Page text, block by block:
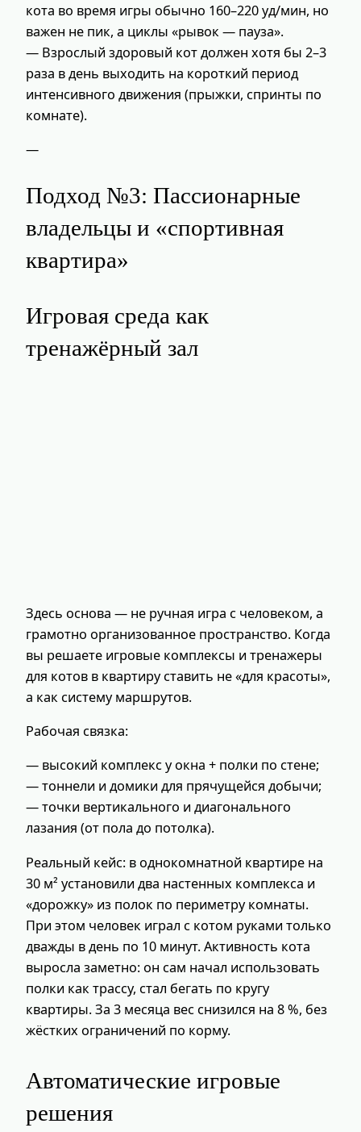
кота во время игры обычно 160–220 уд/мин, но
важен не пик, а циклы «рывок — пауза».
— Взрослый здоровый кот должен хотя бы 2–3
раза в день выходить на короткий период
интенсивного движения (прыжки, спринты по
комнате).
—
Подход №3: Пассионарные
владельцы и «спортивная
квартира»
Игровая среда как
тренажёрный зал
Здесь основа — не ручная игра с человеком, а
грамотно организованное пространство. Когда
вы решаете игровые комплексы и тренажеры
для котов в квартиру ставить не «для красоты»,
а как систему маршрутов.
Рабочая связка:
— высокий комплекс у окна + полки по стене;
— тоннели и домики для прячущейся добычи;
— точки вертикального и диагонального
лазания (от пола до потолка).
Реальный кейс: в однокомнатной квартире на
30 м² установили два настенных комплекса и
«дорожку» из полок по периметру комнаты.
При этом человек играл с котом руками только
дважды в день по 10 минут. Активность кота
выросла заметно: он сам начал использовать
полки как трассу, стал бегать по кругу
квартиры. За 3 месяца вес снизился на 8 %, без
жёстких ограничений по корму.
Автоматические игровые
решения